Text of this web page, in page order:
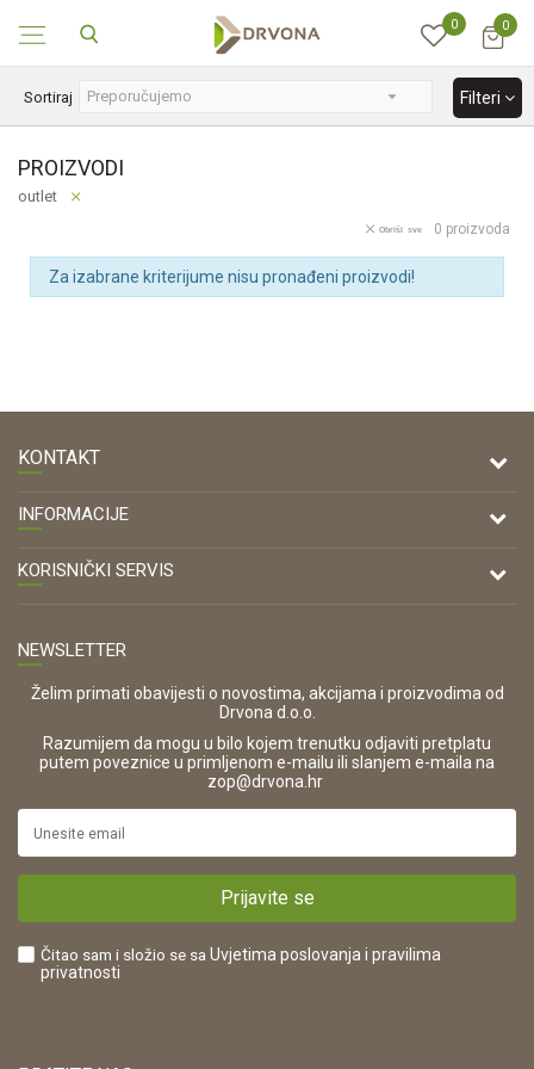
0 0
PROIZVODI
Sortiraj Filteri
outlet
0 proizvoda
Obriši sve
Za izabrane kriterijume nisu pronađeni proizvodi!
KONTAKT
DRVONA D.O.O.
Antuna Mihanovića 7,
47000 Karlovac
OIB:
42821181683
16280
https://www.drvona.hr/
POREZNI BROJ:
INFORMACIJE
O nama
KORISNIČKI SERVIS
Zaštita privatnosti i osobnih podataka
Korištenje kolačića
Pravo na odustajanje i jednostrani raskid ugovora
Reklamacije
Plaćanje karticama
Što dobivam registracijom?
NEWSLETTER
Želim primati obavijesti o novostima, akcijama i proizvodima od
Drvona d.o.o.
Razumijem da mogu u bilo kojem trenutku odjaviti pretplatu
putem poveznice u primljenom e-mailu ili slanjem e-maila na
zop@drvona.hr
Prijavite se
Čitao sam i složio se sa Uvjetima poslovanja i pravilima
privatnosti